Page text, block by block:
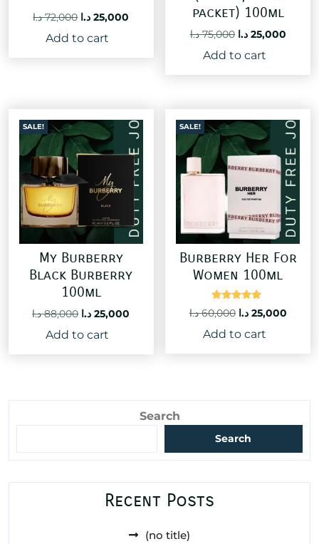
72,000 د.ا
Original
price
25,000 د.ا
Add to cart
packet) 100ml
75,000 د.ا
Original
price
25,000 د.ا
Add to cart
SALE!
My Burberry
Black Burberry
100ml
88,000 د.ا
Original
price
was:
25,000 د.ا
Add to cart
SALE!
Burberry Her For
Women 100ml
Rated
5.00
60,000 د.ا
Original
price
25,000 د.ا
Add to cart
Search
Search
Recent Posts
(no title)